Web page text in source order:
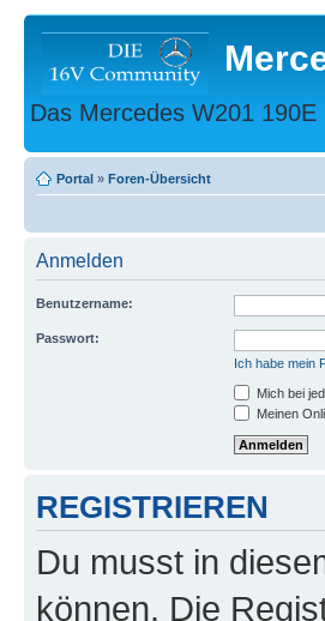
Das Mercedes W201 190E
Portal » Foren-Übersicht
Anmelden
Benutzername:
Passwort:
Ich habe mein
Mich bei
Meinen
REGISTRIEREN
Du musst in
können. Die